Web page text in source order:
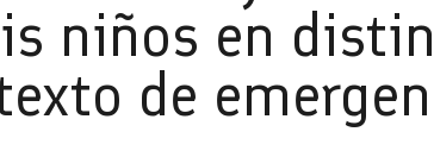
niños en
de